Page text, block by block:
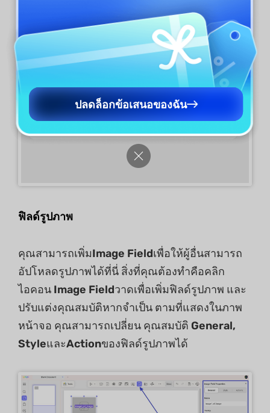
ฟิลด์รูปภาพ
คุณสามารถเพิ่มImage Fieldเพื่อให้ผู้อื่นสามารถ
อัปโหลดรูปภาพได้ที่นี่ สิ่งที่คุณต้องทำคือคลิก
ไอคอน Image Fieldวาดเพื่อเพิ่มฟิลด์รูปภาพ และ
ปรับแต่งคุณสมบัติหากจำเป็น ตามที่แสดงในภาพ
หน้าจอ คุณสามารถเปลี่ยน คุณสมบัติ General,
StyleและActionของฟิลด์รูปภาพได้
ปลดล็อกข้อเสนอของฉัน